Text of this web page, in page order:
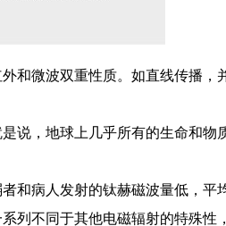
和微波双重性质。如直线传播，
说，地球上几乎所有的生命和物
和病人发射的钛赫磁波量低，平
列不同于其他电磁辐射的特殊性